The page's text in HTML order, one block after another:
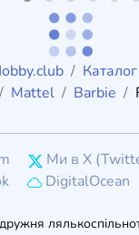
Mattel
Barbie
Ми в X
DigitalOcean